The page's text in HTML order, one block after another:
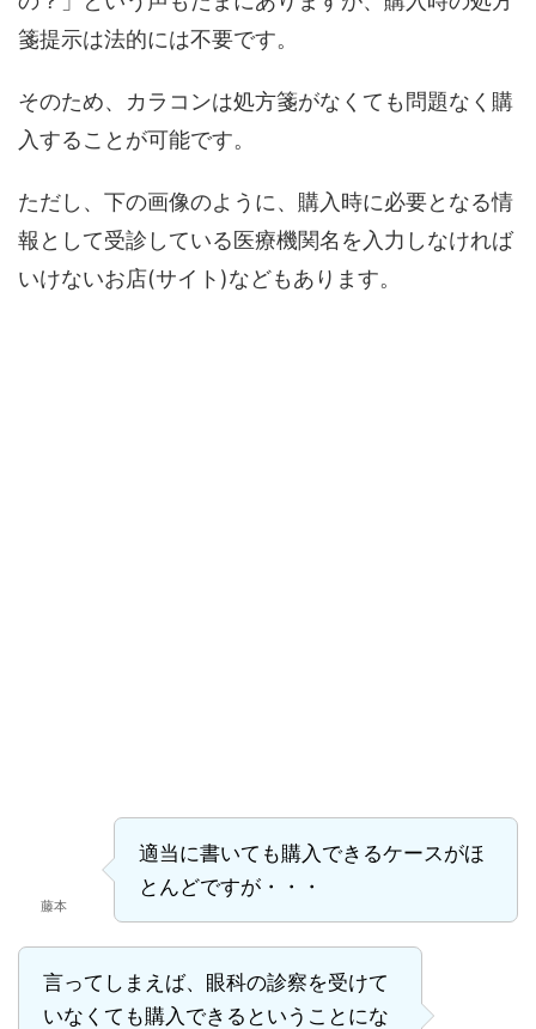
箋提示は法的には不要です。
そのため、カラコンは処方箋がなくても問題なく購
入することが可能です。
ただし、下の画像のように、購入時に必要となる情
報として受診している医療機関名を入力しなければ
いけないお店(サイト)などもあります。
藤本
適当に書いても購入できるケースがほ
とんどですが・・・
言ってしまえば、眼科の診察を受けて
いなくても購入できるということにな